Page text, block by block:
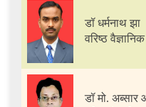
डॉ धर्मनाथ झा
वरिष्ठ वैज्ञानिक
डॉ मो.